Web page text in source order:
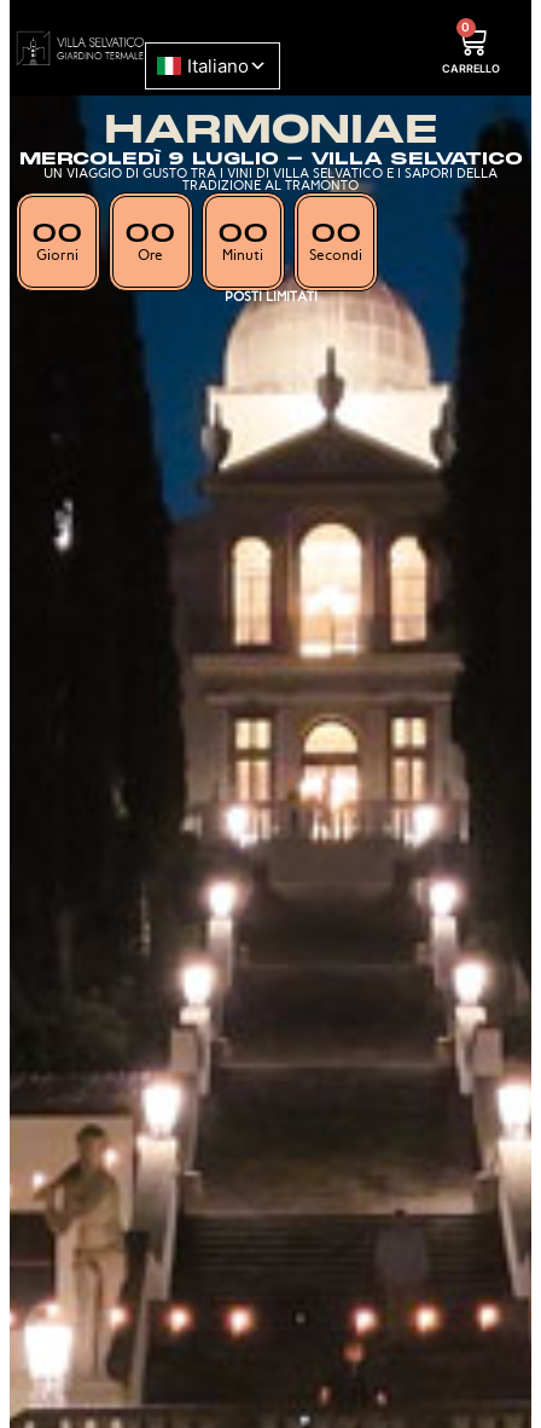
0
CARRELLO
HARMONIAE
MERCOLEDì 9 LUGLIO - VILLA SELVATICO
UN VIAGGIO DI GUSTO TRA I VINI DI VILLA SELVATICO E I SAPORI DELLA
TRADIZIONE AL TRAMONTO
00
Giorni
00
Ore
00
Minuti
00
Secondi
POSTI LIMITATI